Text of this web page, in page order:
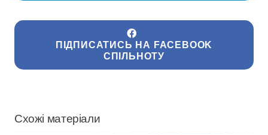
ПІДПИСАТИСЬ НА FACEBOOK
СПІЛЬНОТУ
Схожі матеріали